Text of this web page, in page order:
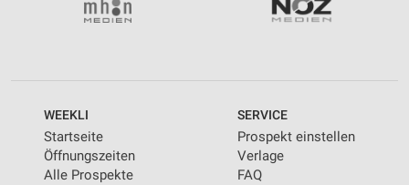
WEEKLI
Startseite
Öffnungszeiten
Alle Prospekte
SERVICE
Prospekt einstellen
Verlage
FAQ